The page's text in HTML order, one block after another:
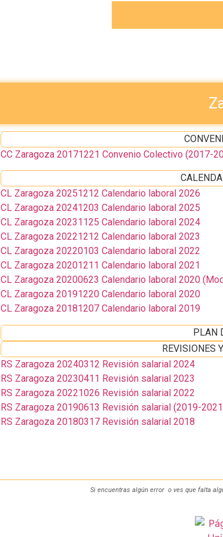
CC Zaragoza 20171221 Convenio Colectivo (2017-
CL Zaragoza 20251212 Calendario laboral 2026
CL Zaragoza 20241203 Calendario laboral 2025
CL Zaragoza 20231125 Calendario laboral 2024
CL Zaragoza 20221212 Calendario laboral 2023
CL Zaragoza 20220103 Calendario laboral 2022
CL Zaragoza 20201211 Calendario laboral 2021
CL Zaragoza 20200623 Calendario laboral 2020
CL Zaragoza 20191220 Calendario laboral 2020
CL Zaragoza 20181207 Calendario laboral 2019
PLAN
REVISIONES
RS Zaragoza 20240312 Revisión salarial 2024
RS Zaragoza 20230411 Revisión salarial 2023
RS Zaragoza 20221026 Revisión salarial 2022
RS Zaragoza 20190613 Revisión salarial (2019-
RS Zaragoza 20180317 Revisión salarial 2018
Si encuentras algún error o ves que falta